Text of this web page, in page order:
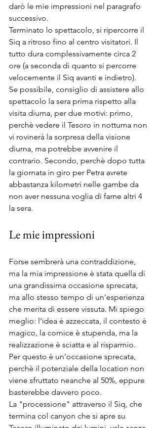
darò le mie impressioni nel paragrafo
successivo.
Terminato lo spettacolo, si ripercorre il
Siq a ritroso fino al centro visitatori. Il
tutto dura complessivamente circa 2
ore (a seconda di quanto si percorre
velocemente il Siq avanti e indietro).
Se possibile, consiglio di assistere allo
spettacolo la sera prima rispetto alla
visita diurna, per due motivi: primo,
perchè vedere il Tesoro in notturna non
vi rovinerà la sorpresa della visione
diurna, ma potrebbe avvenire il
contrario. Secondo, perchè dopo tutta
la giornata in giro per Petra avrete
abbastanza kilometri nelle gambe da
non aver nessuna voglia di farne altri 4
la sera.
Le mie impressioni
Forse sembrerà una contraddizione,
ma la mia impressione è stata quella di
una grandissima occasione sprecata,
ma allo stesso tempo di un'esperienza
che merita di essere vissuta. Mi spiego
meglio: l'idea è azzeccata, il contesto è
magico, la cornice è stupenda, ma la
realizzazione è sciatta e al risparmio.
Per questo è un'occasione sprecata,
perchè il potenziale della location non
viene sfruttato neanche al 50%, eppure
basterebbe davvero poco.
La "processione" attraverso il Siq, che
termina col canyon che si apre su